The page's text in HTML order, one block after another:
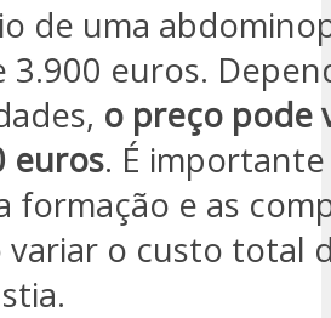
de uma
3.900 euros.
o preço pode
euros. É
formação e as
o custo total